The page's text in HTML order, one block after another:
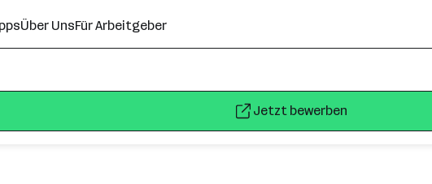
Über UnsFür Arbeitgeber
Jetzt bewerben